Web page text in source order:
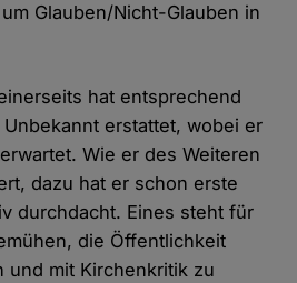
Glauben/Nicht-Glauben in
hat entsprechend
erstattet, wobei er
Wie er des Weiteren
dazu hat er schon erste
durchdacht. Eines steht für
die Öffentlichkeit
und mit Kirchenkritik zu